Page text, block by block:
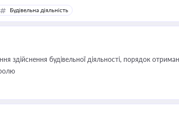
керівника, юриста або бухгалтера під час
угод і перевірки статусу суб'єктів оціночної
Будівельна діяльність
здійснення будівельної діяльності, порядок